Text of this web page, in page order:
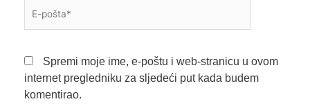
pošta*
Spremi moje ime, e-poštu i web-stranicu u ovom
internet pregledniku za sljedeći put kada budem
komentirao.